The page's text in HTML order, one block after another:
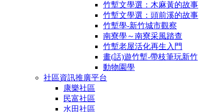
竹塹文學選：木麻黃的故事
竹塹文學選：頭前溪的故事
竹塹學-新竹城市觀察
南寮學～南寮采風踏查
竹塹老屋活化再生入門
畫(話)遊竹塹-帶枝筆玩新竹
動物園學
社區資訊推廣平台
康樂社區
民富社區
水田社區